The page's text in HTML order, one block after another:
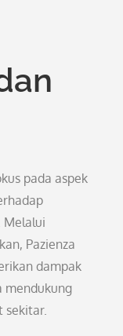
pada aspek
Melalui
Pazienza
dampak
mendukung
sekitar.